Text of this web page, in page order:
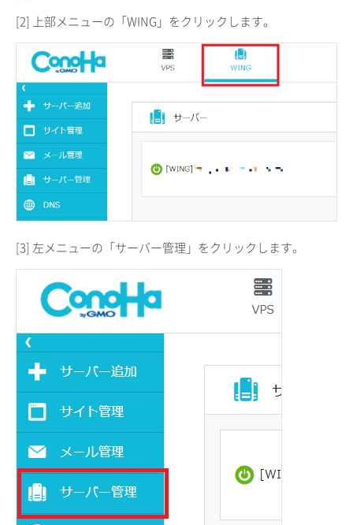
[2] 上部メニューの「WING」をクリックします。
[3] 左メニューの「サーバー管理」をクリックします。